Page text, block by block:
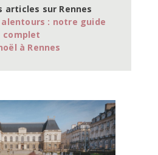
articles sur Rennes
alentours : notre guide
complet
à Rennes